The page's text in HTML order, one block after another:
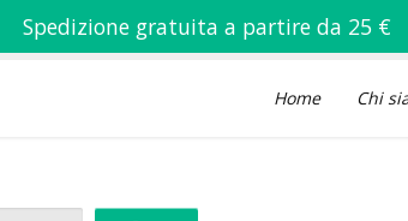
Spedizione gratuita a partire da 25 €
Home Chi